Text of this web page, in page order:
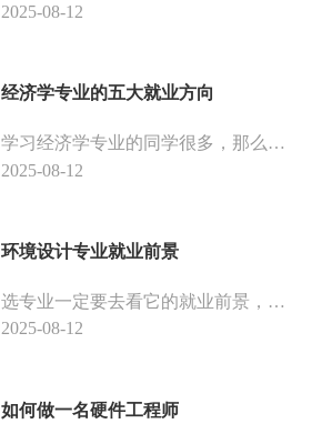
2025-08-12
经济学专业的五大就业方向
学习经济学专业的同学很多，那么小编整理了经济学专业的五大就业方向，供大家参考。
2025-08-12
环境设计专业就业前景
选专业一定要去看它的就业前景，否则选中冷门的专业，毕业之后，将面临就业方向少，专业不对口的窘境。下面是环境设计专业的就业前景，供大家参考。
2025-08-12
如何做一名硬件工程师